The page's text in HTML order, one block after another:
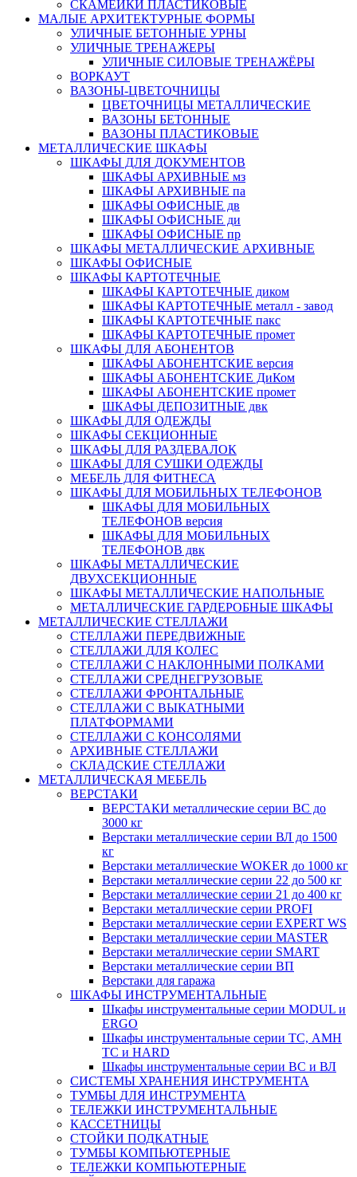
СКАМЕЙКИ ПЛАСТИКОВЫЕ
МАЛЫЕ АРХИТЕКТУРНЫЕ ФОРМЫ
УЛИЧНЫЕ БЕТОННЫЕ УРНЫ
УЛИЧНЫЕ ТРЕНАЖЕРЫ
УЛИЧНЫЕ СИЛОВЫЕ ТРЕНАЖЁРЫ
ВОРКАУТ
ВАЗОНЫ-ЦВЕТОЧНИЦЫ
ЦВЕТОЧНИЦЫ МЕТАЛЛИЧЕСКИЕ
ВАЗОНЫ БЕТОННЫЕ
ВАЗОНЫ ПЛАСТИКОВЫЕ
МЕТАЛЛИЧЕСКИЕ ШКАФЫ
ШКАФЫ ДЛЯ ДОКУМЕНТОВ
ШКАФЫ АРХИВНЫЕ мз
ШКАФЫ АРХИВНЫЕ па
ШКАФЫ ОФИСНЫЕ дв
ШКАФЫ ОФИСНЫЕ ди
ШКАФЫ ОФИСНЫЕ пр
ШКАФЫ МЕТАЛЛИЧЕСКИЕ АРХИВНЫЕ
ШКАФЫ ОФИСНЫЕ
ШКАФЫ КАРТОТЕЧНЫЕ
ШКАФЫ КАРТОТЕЧНЫЕ диком
ШКАФЫ КАРТОТЕЧНЫЕ металл - завод
ШКАФЫ КАРТОТЕЧНЫЕ пакс
ШКАФЫ КАРТОТЕЧНЫЕ промет
ШКАФЫ ДЛЯ АБОНЕНТОВ
ШКАФЫ АБОНЕНТСКИЕ версия
ШКАФЫ АБОНЕНТСКИЕ ДиКом
ШКАФЫ АБОНЕНТСКИЕ промет
ШКАФЫ ДЕПОЗИТНЫЕ двк
ШКАФЫ ДЛЯ ОДЕЖДЫ
ШКАФЫ СЕКЦИОННЫЕ
ШКАФЫ ДЛЯ РАЗДЕВАЛОК
ШКАФЫ ДЛЯ СУШКИ ОДЕЖДЫ
МЕБЕЛЬ ДЛЯ ФИТНЕСА
ШКАФЫ ДЛЯ МОБИЛЬНЫХ ТЕЛЕФОНОВ
ШКАФЫ ДЛЯ МОБИЛЬНЫХ
ТЕЛЕФОНОВ версия
ШКАФЫ ДЛЯ МОБИЛЬНЫХ
ТЕЛЕФОНОВ двк
ШКАФЫ МЕТАЛЛИЧЕСКИЕ
ДВУХСЕКЦИОННЫЕ
ШКАФЫ МЕТАЛЛИЧЕСКИЕ НАПОЛЬНЫЕ
МЕТАЛЛИЧЕСКИЕ ГАРДЕРОБНЫЕ ШКАФЫ
МЕТАЛЛИЧЕСКИЕ СТЕЛЛАЖИ
СТЕЛЛАЖИ ПЕРЕДВИЖНЫЕ
СТЕЛЛАЖИ ДЛЯ КОЛЕС
СТЕЛЛАЖИ С НАКЛОННЫМИ ПОЛКАМИ
СТЕЛЛАЖИ СРЕДНЕГРУЗОВЫЕ
СТЕЛЛАЖИ ФРОНТАЛЬНЫЕ
СТЕЛЛАЖИ С ВЫКАТНЫМИ
ПЛАТФОРМАМИ
СТЕЛЛАЖИ С КОНСОЛЯМИ
АРХИВНЫЕ СТЕЛЛАЖИ
СКЛАДСКИЕ СТЕЛЛАЖИ
МЕТАЛЛИЧЕСКАЯ МЕБЕЛЬ
ВЕРСТАКИ
ВЕРСТАКИ металлические серии ВС до
3000 кг
Верстаки металлические серии ВЛ до 1500
кг
Верстаки металлические WOKER до 1000 кг
Верстаки металлические серии 22 до 500 кг
Верстаки металлические серии 21 до 400 кг
Верстаки металлические серии PROFI
Верстаки металлические серии EXPERT WS
Верстаки металлические серии MASTER
Верстаки металлические серии SMART
Верстаки металлические серии ВП
Верстаки для гаража
ШКАФЫ ИНСТРУМЕНТАЛЬНЫЕ
Шкафы инструментальные серии MODUL и
ERGO
Шкафы инструментальные серии ТС, АМН
ТС и HARD
Шкафы инструментальные серии ВС и ВЛ
СИСТЕМЫ ХРАНЕНИЯ ИНСТРУМЕНТА
ТУМБЫ ДЛЯ ИНСТРУМЕНТА
ТЕЛЕЖКИ ИНСТРУМЕНТАЛЬНЫЕ
КАССЕТНИЦЫ
СТОЙКИ ПОДКАТНЫЕ
ТУМБЫ КОМПЬЮТЕРНЫЕ
ТЕЛЕЖКИ КОМПЬЮТЕРНЫЕ